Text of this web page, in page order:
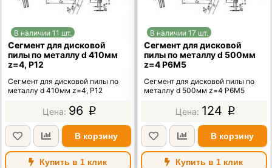
В наличии 11 шт.
Сегмент для дисковой
пилы по металлу d 410мм
z=4, Р12
Сегмент для дисковой пилы по
металлу d 410мм z=4, Р12
96 p
В корзину
Купить в 1 клик
В наличии 17 шт.
Сегмент для дисковой
пилы по металлу d 500мм
z=4 Р6М5
Сегмент для дисковой пилы по
металлу d 500мм z=4 Р6М5
124 p
В корзину
Купить в 1 клик